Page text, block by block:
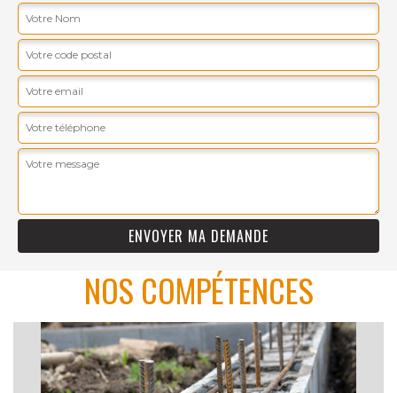
NOS COMPÉTENCES